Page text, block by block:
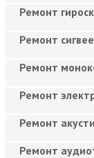
Ремонт
Ремонт
Ремонт
Ремонт
Ремонт
Ремонт